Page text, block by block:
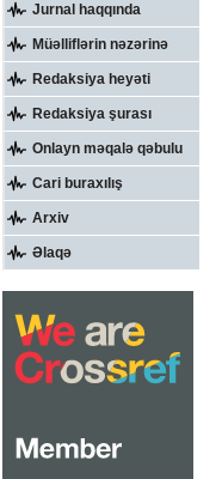
Jurnal haqqında
Müəlliflərin nəzərinə
Redaksiya heyəti
Redaksiya şurası
Onlayn məqalə qəbulu
Cari buraxılış
Arxiv
Əlaqə